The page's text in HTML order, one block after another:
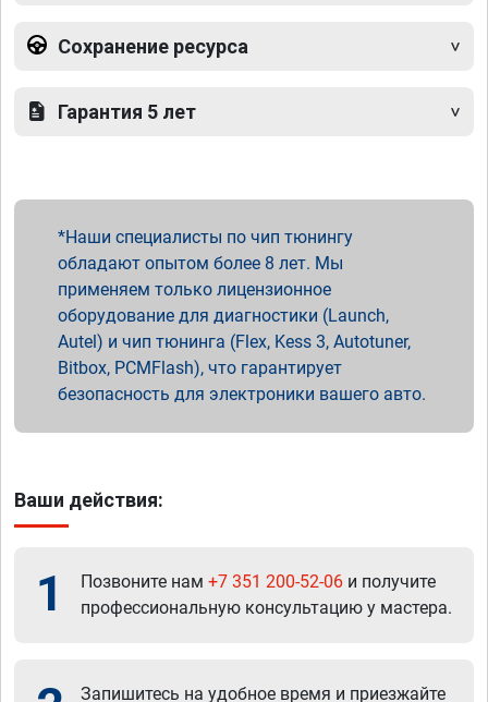
Сохранение ресурса
Гарантия 5 лет
Наши специалисты по чип тюнингу
обладают опытом более 8 лет. Мы
применяем только лицензионное
оборудование для диагностики (Launch,
Autel) и чип тюнинга (Flex, Kess 3, Autotuner,
Bitbox, PCMFlash), что гарантирует
безопасность для электроники вашего авто.
Ваши действия:
1 Позвоните нам +7 351 200-52-06 и получите
профессиональную консультацию у мастера.
Запишитесь на удобное время и приезжайте